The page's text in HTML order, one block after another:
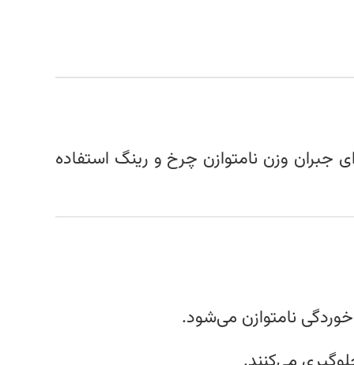
جبران وزن نامتوازن چرخ و رینگ استفاده
نامتوازن می‌شود.